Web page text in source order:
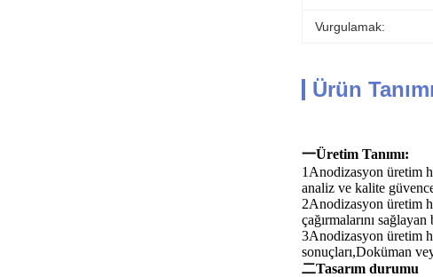
Vurgulamak:
Ürün Tanımı
一Üretim Tanımı:
1Anodizasyon üretim
analiz ve kalite
2Anodizasyon üretim
çağırmalarını
3Anodizasyon üretim
sonuçları,Doküman
二Tasarım durumu